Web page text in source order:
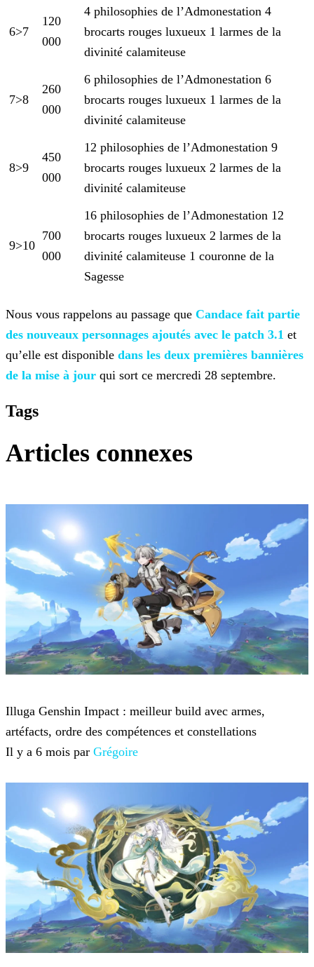
6>7
120
000
4 philosophies de l’Admonestation 4
brocarts rouges luxueux 1 larmes de la
divinité calamiteuse
7>8
260
000
6 philosophies de l’Admonestation 6
brocarts rouges luxueux 1 larmes de la
divinité calamiteuse
8>9
450
000
12 philosophies de l’Admonestation 9
brocarts rouges luxueux 2 larmes de la
divinité calamiteuse
9>10
700
000
16 philosophies de l’Admonestation 12
brocarts rouges luxueux 2 larmes de la
divinité calamiteuse 1 couronne de la
Sagesse
Nous vous rappelons au passage que Candace fait partie
des nouveaux personnages ajoutés avec le patch 3.1 et
qu’elle est disponible dans les deux premières bannières
de la mise à jour qui sort ce mercredi 28 septembre.
Tags
Articles connexes
Illuga Genshin Impact : meilleur build avec armes,
artéfacts, ordre des compétences et constellations
Il y a 6 mois par Grégoire